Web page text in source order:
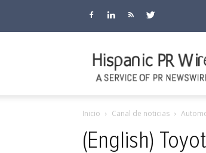
Inicio Canal de noticias
(English)